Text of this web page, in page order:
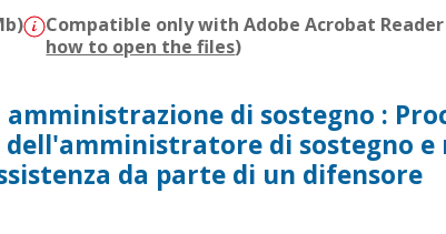
Compatible only with Adobe Acrobat
how to open the files)
di sostegno :
di sostegno e
da parte di un difensore